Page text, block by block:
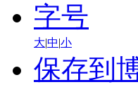
字号
大|中|小
保存到